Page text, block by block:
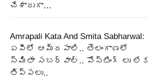
చేశారుగా…
Amrapali Kata And Smita Sabharwal:
ఏపీలో ఆమ్రపాలి.. తెలంగాణలో
స్మితా సబర్వాల్.. పోస్టింగ్ లు లేక
తిప్పలు..